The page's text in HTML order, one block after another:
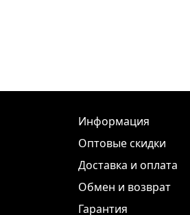
Информация
Оптовые скидки
Доставка и оплата
Обмен и возврат
Гарантия